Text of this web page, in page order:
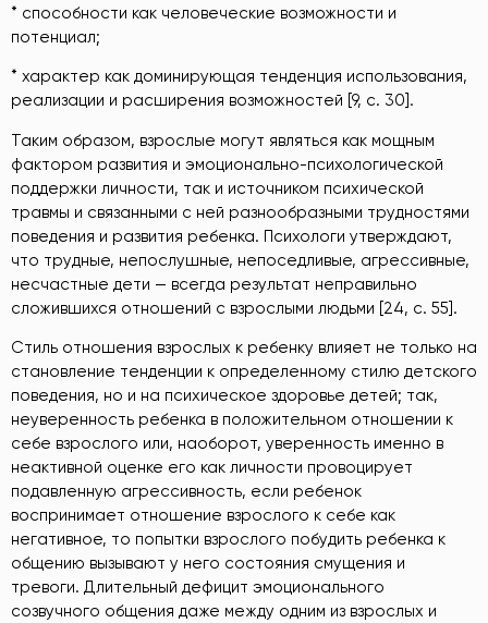
* способности как человеческие возможности и
потенциал;
* характер как доминирующая тенденция использования,
реализации и расширения возможностей [9, с. 30].
Таким образом, взрослые могут являться как мощным
фактором развития и эмоционально-психологической
поддержки личности, так и источником психической
травмы и связанными с ней разнообразными трудностями
поведения и развития ребенка. Психологи утверждают,
что трудные, непослушные, непоседливые, агрессивные,
несчастные дети — всегда результат неправильно
сложившихся отношений с взрослыми людьми [24, с. 55].
Стиль отношения взрослых к ребенку влияет не только на
становление тенденции к определенному стилю детского
поведения, но и на психическое здоровье детей; так,
неуверенность ребенка в положительном отношении к
себе взрослого или, наоборот, уверенность именно в
неактивной оценке его как личности провоцирует
подавленную агрессивность, если ребенок
воспринимает отношение взрослого к себе как
негативное, то попытки взрослого побудить ребенка к
общению вызывают у него состояния смущения и
тревоги. Длительный дефицит эмоционального
созвучного общения даже между одним из взрослых и